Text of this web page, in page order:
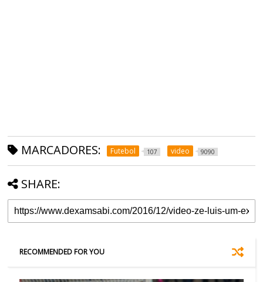
MARCADORES: Futebol 107 video 9090
SHARE:
RECOMMENDED FOR YOU